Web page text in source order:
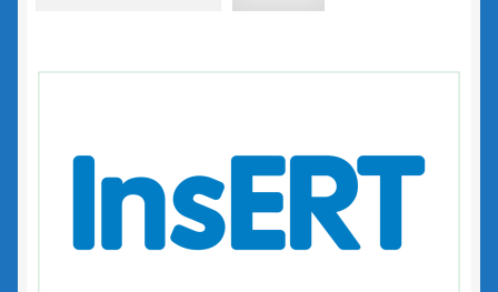
Monitoring wizyjny